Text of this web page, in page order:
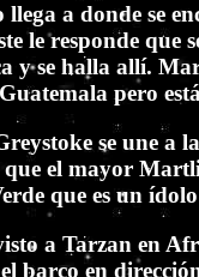
a donde se
le responde
y se halla allí.
pero
se une a
el mayor
que es un
a Tarzan en
barco en